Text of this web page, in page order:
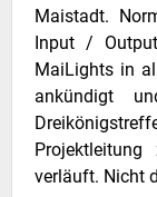
Maistadt.
Input /
MaiLights in
ankündigt
verläuft. Nicht